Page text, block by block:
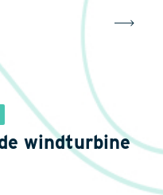
windturbine